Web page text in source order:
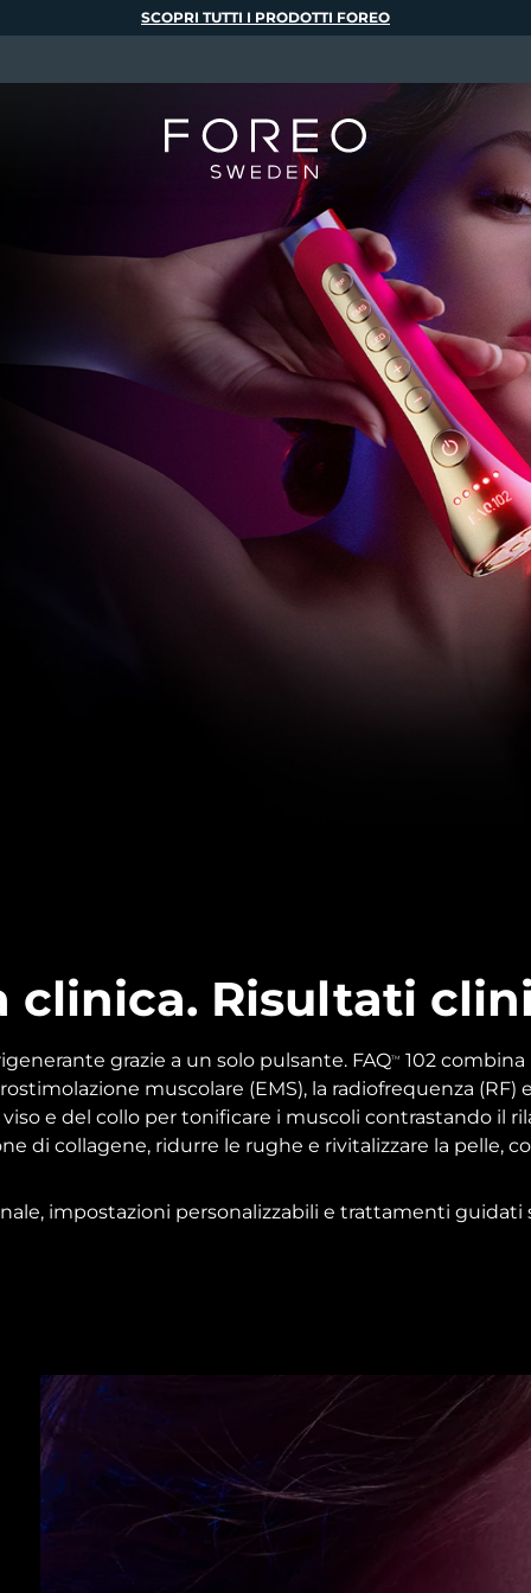
clinica. Risultati
grazie a un solo pulsante. FAQTM
102
muscolare (EMS), la radiofrequenza (RF)
e del collo per tonificare i muscoli contrastando il
di collagene, ridurre le rughe e rivitalizzare la pelle,
impostazioni personalizzabili e trattamenti guidati
SCOPRI TUTTI I PRODOTTI FOREO